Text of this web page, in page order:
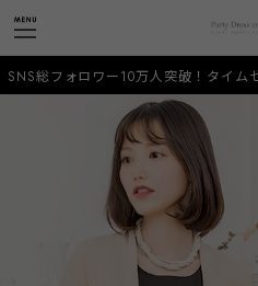
万人突破！タイムセール開催中！